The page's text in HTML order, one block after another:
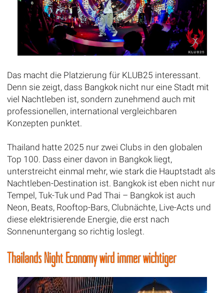
Das macht die Platzierung für KLUB25 interessant.
Denn sie zeigt, dass Bangkok nicht nur eine Stadt mit
viel Nachtleben ist, sondern zunehmend auch mit
professionellen, international vergleichbaren
Konzepten punktet.
Thailand hatte 2025 nur zwei Clubs in den globalen
Top 100. Dass einer davon in Bangkok liegt,
unterstreicht einmal mehr, wie stark die Hauptstadt als
Nachtleben-Destination ist. Bangkok ist eben nicht nur
Tempel, Tuk-Tuk und Pad Thai – Bangkok ist auch
Neon, Beats, Rooftop-Bars, Clubnächte, Live-Acts und
diese elektrisierende Energie, die erst nach
Sonnenuntergang so richtig loslegt.
Thailands Night Economy wird immer wichtiger